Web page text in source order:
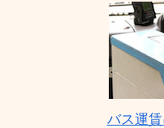
バス運